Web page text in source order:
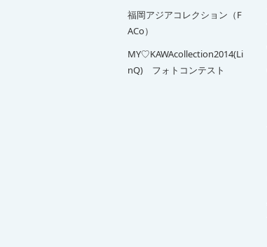
福岡アジアコレクション（F
ACo）
MY♡KAWAcollection2014(Li
nQ) フォトコンテスト